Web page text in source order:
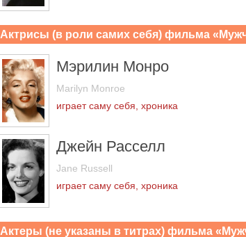
Актрисы (в роли самих себя) фильма
Мэрилин Монро
Marilyn Monroe
играет саму себя, хроника
Джейн Расселл
Jane Russell
играет саму себя, хроника
Актеры (не указаны в титрах) фильма